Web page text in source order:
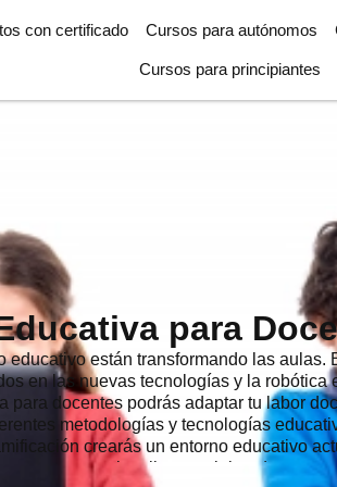
con certificado Cursos para autónomos
Cursos para principiantes
para
están transformando las aulas.
en las nuevas tecnologías y la robótica
para docentes podrás adaptar tu labor
metodologías y tecnologías
crearás un entorno educativo
que te permitan llevar tu labor docente